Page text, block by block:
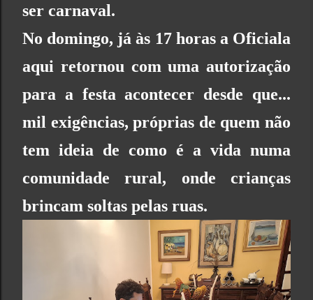
ser carnaval.
No domingo, já às 17 horas a Oficiala
aqui retornou com uma autorização
para a festa acontecer desde que...
mil exigências, próprias de quem não
tem ideia de como é a vida numa
comunidade rural, onde crianças
brincam soltas pelas ruas.